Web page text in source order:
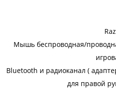
Мышь беспроводная/
Bluetooth и радиоканал (
для правой